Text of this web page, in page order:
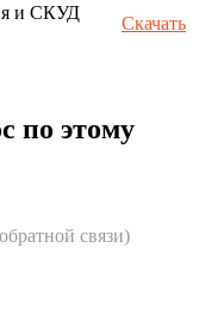
и СКУД
Скачать
по этому
связи)